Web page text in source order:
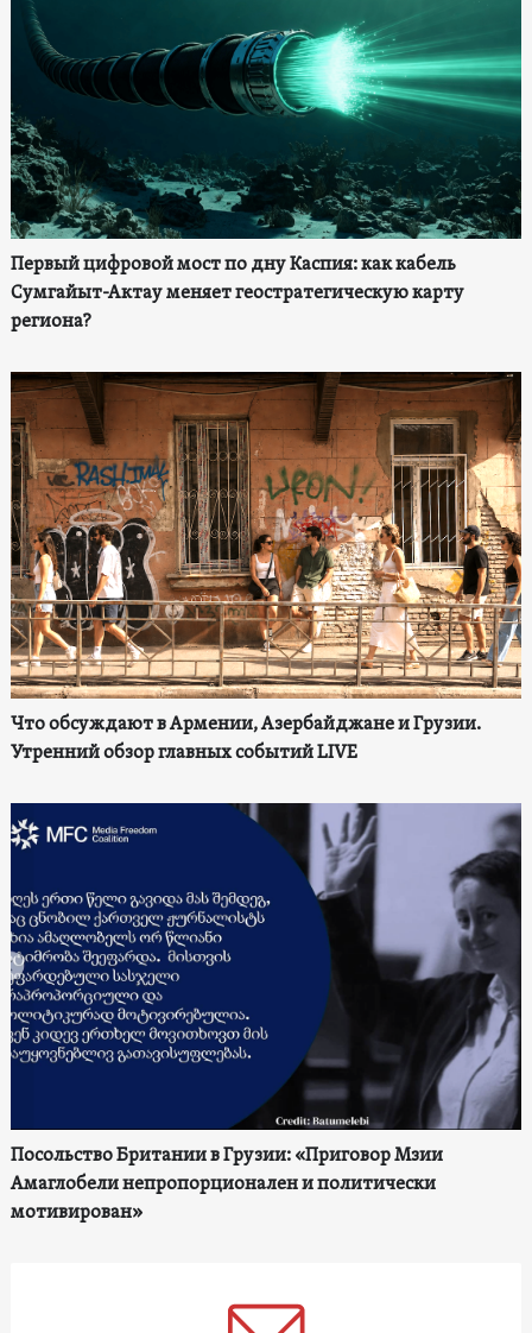
Первый цифровой мост по дну Каспия: как кабель
Сумгайыт-Актау меняет геостратегическую карту
региона?
Что обсуждают в Армении, Азербайджане и Грузии.
Утренний обзор главных событий LIVE
Посольство Британии в Грузии: «Приговор Мзии
Амаглобели непропорционален и политически
мотивирован»